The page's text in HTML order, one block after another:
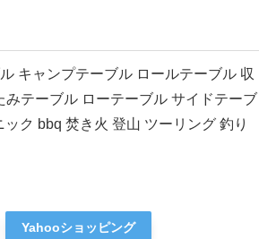
キャンプテーブル ロールテーブル 収
テーブル ローテーブル サイドテーブ
ク bbq 焚き火 登山 ツーリング 釣り
Yahooショッピング